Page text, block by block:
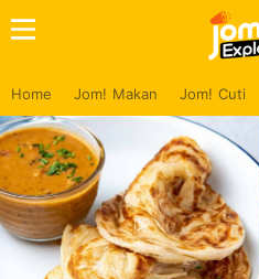
Home Jom! Makan Jom! Cuti